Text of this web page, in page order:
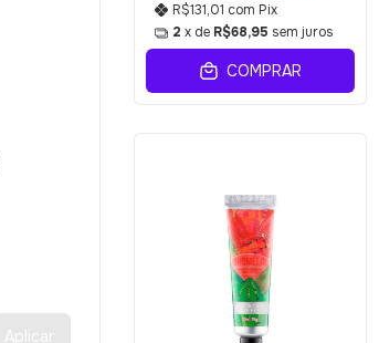
Aplicar
R$131,01 com Pix
2 x de R$68,95 sem juros
COMPRAR